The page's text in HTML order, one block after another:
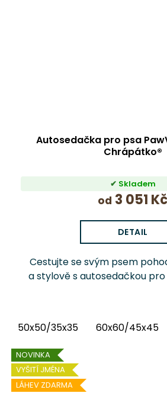
Autosedačka pro psa
Chrápátko®
Skladem
od 3 051 Kč
DETAIL
Cestujte se svým psem
a stylově s autosedačkou
50x50/35x35
60x60/45x45
NOVINKA
VYŠITÍ JMÉNA
LÁHEV ZDARMA